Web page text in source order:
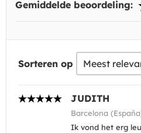
Gemiddelde beoordeling:
Sorteren op
JUDITH
Barcelona
Ik vond het erg